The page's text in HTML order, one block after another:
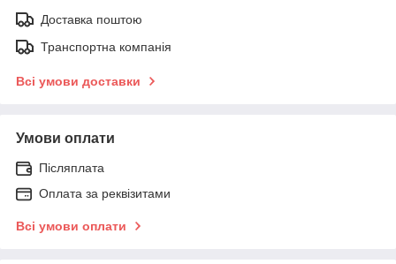
Доставка поштою
Транспортна компанія
Всі умови доставки
Умови оплати
Післяплата
Оплата за реквізитами
Всі умови оплати